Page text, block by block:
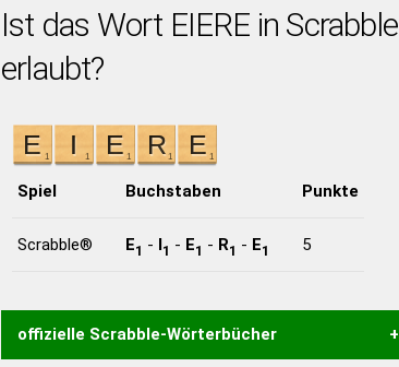
Ist das Wort EIERE in Scrabble
erlaubt?
Spiel Buchstaben Punkte
Scrabble® E1 - I1 - E1 - R1 - E1 5
offizielle Scrabble-Wörterbücher